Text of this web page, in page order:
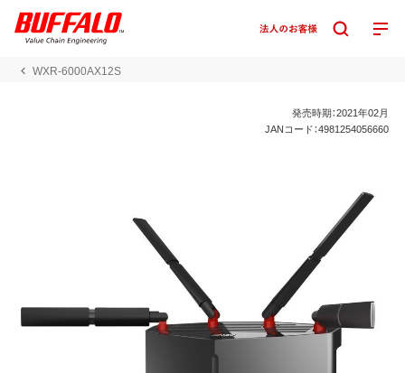
WXR-6000AX12S
発売時期：2021年02月
JANコード：4981254056660